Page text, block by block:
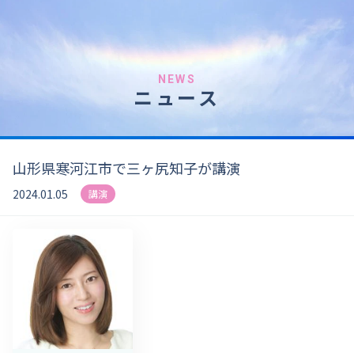
NEWS
ニュース
山形県寒河江市で三ヶ尻知子が講演
2024.01.05 講演